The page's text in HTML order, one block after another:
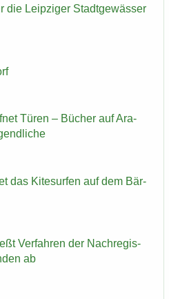
die Leip­zi­ger Stadt­ge­wäs­ser
Türen – Bü­cher auf Ara­
das Ki­te­sur­fen auf dem Bär­
Ver­fah­ren der Nach­re­gis­
ab